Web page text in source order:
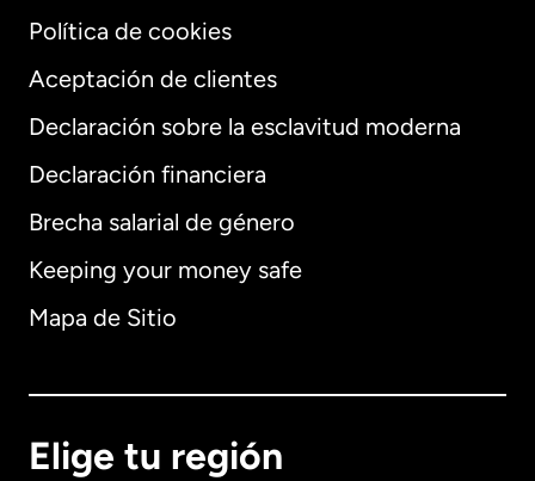
Política de cookies
Aceptación de clientes
Declaración sobre la esclavitud moderna
Declaración financiera
Brecha salarial de género
Keeping your money safe
Mapa de Sitio
Elige tu región
Internacional English
Alemania